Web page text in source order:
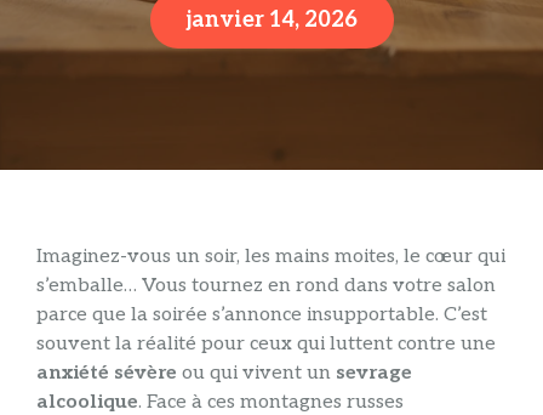
janvier 14, 2026
Imaginez-vous un soir, les mains moites, le cœur qui
s’emballe… Vous tournez en rond dans votre salon
parce que la soirée s’annonce insupportable. C’est
souvent la réalité pour ceux qui luttent contre une
anxiété sévère ou qui vivent un sevrage
alcoolique. Face à ces montagnes russes